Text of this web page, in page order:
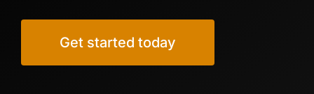
Get started today